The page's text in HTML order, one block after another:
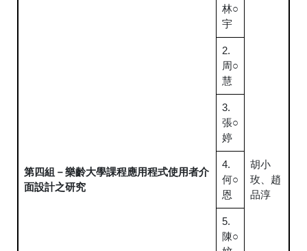
第四組－樂齡大學課程應用程式使用者介
面設計之研究
林○
宇
胡小
玫、趙
品淳
2.
周○
慧
3.
張○
婷
4.
何○
恩
5.
陳○